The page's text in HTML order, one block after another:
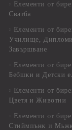
Елементи от
Сватба
Елементи от
Училище,
Завършване
Елементи от
Бебшки и Детски
Елементи от
Цветя и Животни
Елементи от
Стиймпънк и